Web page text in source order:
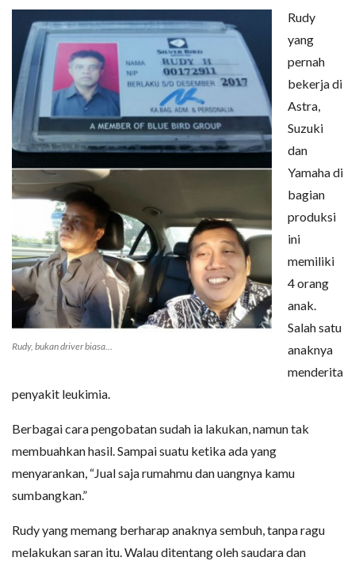
Rudy, bukan driver biasa…
Rudy
yang
pernah
bekerja di
Astra,
Suzuki
dan
Yamaha di
bagian
produksi
ini
memiliki
4 orang
anak.
Salah satu
anaknya
menderita
penyakit leukimia.
Berbagai cara pengobatan sudah ia lakukan, namun tak
membuahkan hasil. Sampai suatu ketika ada yang
menyarankan, “Jual saja rumahmu dan uangnya kamu
sumbangkan.”
Rudy yang memang berharap anaknya sembuh, tanpa ragu
melakukan saran itu. Walau ditentang oleh saudara dan